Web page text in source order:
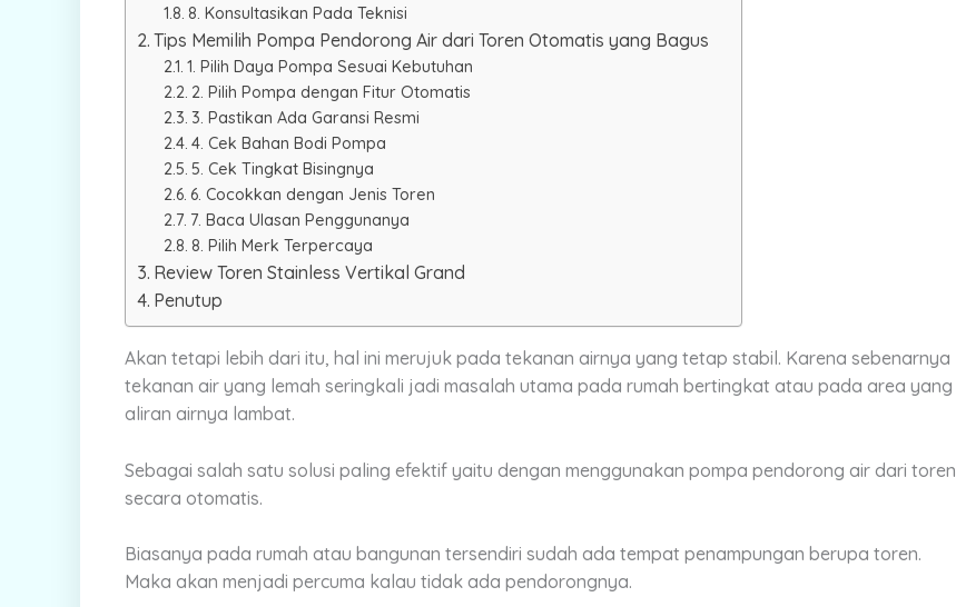
8. Konsultasikan Pada Teknisi
Tips Memilih Pompa Pendorong Air dari Toren Otomatis yang Bagus
1. Pilih Daya Pompa Sesuai Kebutuhan
2. Pilih Pompa dengan Fitur Otomatis
3. Pastikan Ada Garansi Resmi
4. Cek Bahan Bodi Pompa
5. Cek Tingkat Bisingnya
6. Cocokkan dengan Jenis Toren
7. Baca Ulasan Penggunanya
8. Pilih Merk Terpercaya
Review Toren Stainless Vertikal Grand
Penutup
Akan tetapi lebih dari itu, hal ini merujuk pada tekanan airnya yang tetap stabil. Karena sebenarnya
tekanan air yang lemah seringkali jadi masalah utama pada rumah bertingkat atau pada area yang
aliran airnya lambat.
Sebagai salah satu solusi paling efektif yaitu dengan menggunakan pompa pendorong air dari toren
secara otomatis.
Biasanya pada rumah atau bangunan tersendiri sudah ada tempat penampungan berupa toren.
Maka akan menjadi percuma kalau tidak ada pendorongnya.